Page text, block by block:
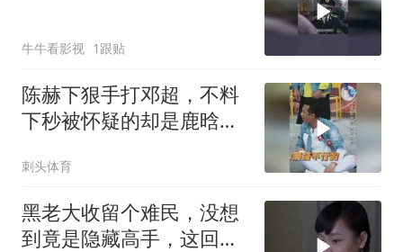
牛牛看影视 1跟贴
陈赫下狠手打邓超，不料
下秒被怀疑的却是鹿晗，
刺头体育
黑老大收留个难民，没想
到竟是隐藏高手，这回捡